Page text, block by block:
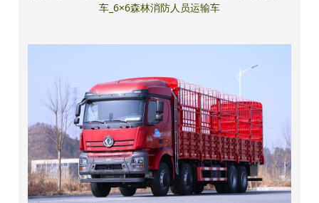
车_6×6森林消防人员运输车